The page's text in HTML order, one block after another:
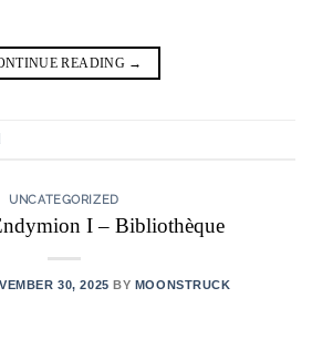
READING →
UNCATEGORIZED
I – Bibliothèque
30, 2025 BY MOONSTRUCK